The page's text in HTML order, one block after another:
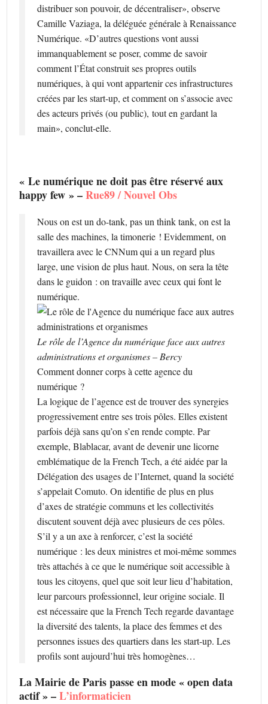
distribuer son pouvoir, de décentraliser», observe
Camille Vaziaga, la déléguée générale à Renaissance
Numérique. «D’autres questions vont aussi
immanquablement se poser, comme de savoir
comment l’État construit ses propres outils
numériques, à qui vont appartenir ces infrastructures
créées par les start-up, et comment on s’associe avec
des acteurs privés (ou public), tout en gardant la
main», conclut-elle.
« Le numérique ne doit pas être réservé aux
happy few » –Rue89 / Nouvel Obs
Nous on est un do-tank, pas un think tank, on est la
salle des machines, la timonerie ! Evidemment, on
travaillera avec le CNNum qui a un regard plus
large, une vision de plus haut. Nous, on sera la tête
dans le guidon : on travaille avec ceux qui font le
numérique.
Le rôle de l’Agence du numérique face aux autres
administrations et organismes – Bercy
Comment donner corps à cette agence du
numérique ?
La logique de l’agence est de trouver des synergies
progressivement entre ses trois pôles. Elles existent
parfois déjà sans qu’on s’en rende compte. Par
exemple, Blablacar, avant de devenir une licorne
emblématique de la French Tech, a été aidée par la
Délégation des usages de l’Internet, quand la société
s’appelait Comuto. On identifie de plus en plus
d’axes de stratégie communs et les collectivités
discutent souvent déjà avec plusieurs de ces pôles.
S’il y a un axe à renforcer, c’est la société
numérique : les deux ministres et moi-même sommes
très attachés à ce que le numérique soit accessible à
tous les citoyens, quel que soit leur lieu d’habitation,
leur parcours professionnel, leur origine sociale. Il
est nécessaire que la French Tech regarde davantage
la diversité des talents, la place des femmes et des
personnes issues des quartiers dans les start-up. Les
profils sont aujourd’hui très homogènes…
La Mairie de Paris passe en mode « open data
actif » –L’informaticien